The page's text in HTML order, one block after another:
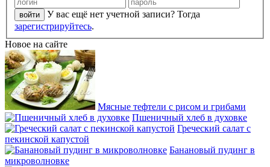
У вас ещё нет учетной записи? Тогда
зарегистрируйтесь.
Новое на сайте
Мясные тефтели с рисом и грибами
Пшеничный хлеб в духовке
Греческий салат с
пекинской капустой
Банановый пудинг в
микроволновке